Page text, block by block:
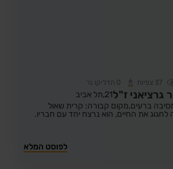
37 צפיות 0 הדליקו נר
גרציאני ז"ל21, תל אביב
ברעים,מקום קבורה: קרית שאול
את החיים, הוא נרצח יחד עם חבריו.
לפוסט המלא